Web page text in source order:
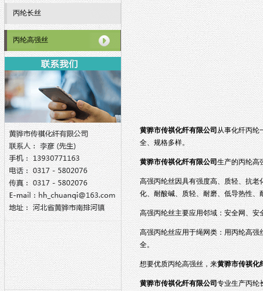
黄骅市传祺化纤有限公司 从事化纤丙纶
全、规格多样。
黄骅市传祺化纤有限公司 生产的丙纶高
高强丙纶丝 因具有强度高、质轻、抗
化、耐酸碱、质轻、耐磨、低导热性
高强丙纶丝主要应用邻域：安全网、
高强丙纶丝应用于绳网类：用丙纶高强
全。
想要优质丙纶高强丝，来黄骅市传祺化
黄骅市传祺化纤有限公司专业生产丙纶
丙纶长丝
丙纶高强丝